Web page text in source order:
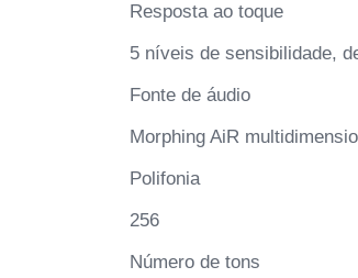
Resposta ao toque
5 níveis de sensibilidade,
Fonte de áudio
Morphing AiR
Polifonia
256
Número de tons